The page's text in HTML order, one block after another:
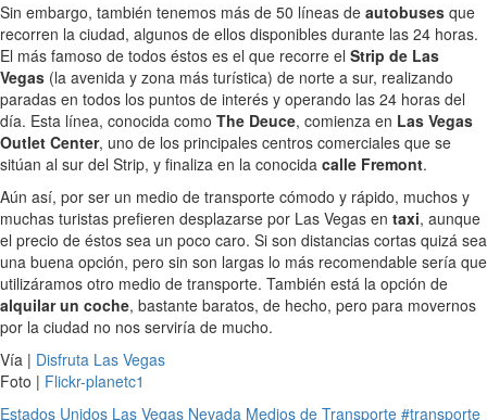
Sin embargo, también tenemos más de 50 líneas de autobuses que
recorren la ciudad, algunos de ellos disponibles durante las 24 horas.
El más famoso de todos éstos es el que recorre el Strip de Las
Vegas (la avenida y zona más turística) de norte a sur, realizando
paradas en todos los puntos de interés y operando las 24 horas del
día. Esta línea, conocida como The Deuce, comienza en Las Vegas
Outlet Center, uno de los principales centros comerciales que se
sitúan al sur del Strip, y finaliza en la conocida calle Fremont.
Aún así, por ser un medio de transporte cómodo y rápido, muchos y
muchas turistas prefieren desplazarse por Las Vegas en taxi, aunque
el precio de éstos sea un poco caro. Si son distancias cortas quizá sea
una buena opción, pero sin son largas lo más recomendable sería que
utilizáramos otro medio de transporte. También está la opción de
alquilar un coche, bastante baratos, de hecho, pero para movernos
por la ciudad no nos serviría de mucho.
Vía | Disfruta Las Vegas
Foto | Flickr-planetc1
Estados Unidos Las Vegas Nevada Medios de Transporte #transporte